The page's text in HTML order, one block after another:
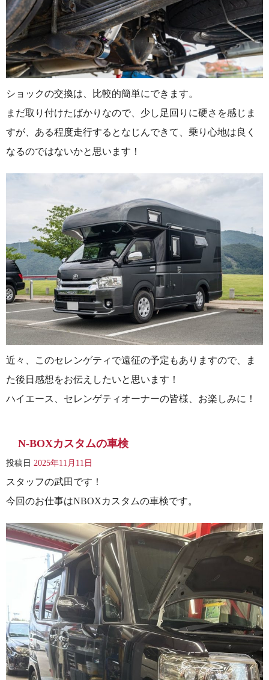
ショックの交換は、比較的簡単にできます。
まだ取り付けたばかりなので、少し足回りに硬さを感じま
すが、ある程度走行するとなじんできて、乗り心地は良く
なるのではないかと思います！
近々、このセレンゲティで遠征の予定もありますので、ま
た後日感想をお伝えしたいと思います！
ハイエース、セレンゲティオーナーの皆様、お楽しみに！
N-BOXカスタムの車検
投稿日 2025年11月11日
スタッフの武田です！
今回のお仕事はNBOXカスタムの車検です。